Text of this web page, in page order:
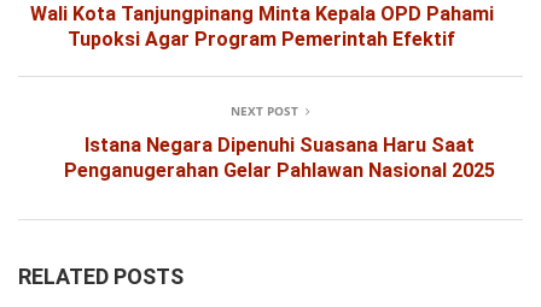
Wali Kota Tanjungpinang Minta Kepala OPD Pahami
Tupoksi Agar Program Pemerintah Efektif
NEXT POST
Istana Negara Dipenuhi Suasana Haru Saat
Penganugerahan Gelar Pahlawan Nasional 2025
RELATED POSTS